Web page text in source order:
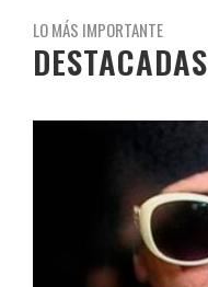
LO MÁS IMPORTANTE
DESTACADAS